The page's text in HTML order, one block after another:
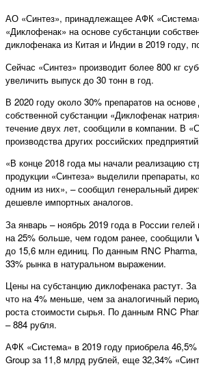
АО «Синтез», принадлежащее АФК
«Диклофенак» на основе субстанции
диклофенака из Китая и Индии в 2019
Сейчас «Синтез» производит более 800 кг
увеличить выпуск до 30 тонн в год.
В 2020 году около 30% препаратов на
собственной субстанции «Диклофенак
течение двух лет, сообщили в компании. В
производства других российских
«В конце 2018 года мы начали реализацию
продукции «Синтеза» выделили препараты,
одним из них», – сообщил генеральный
дешевле импортных аналогов.
За январь – ноябрь 2019 года в России
на 25% больше, чем годом ранее, сообщили
до 15,6 млн единиц. По данным RNC
33% рынка в натуральном выражении.
Цены на субстанцию диклофенака растут.
что на 4% меньше, чем за аналогичный
роста стоимости сырья. По данным RNC
– 884 рубля.
АФК «Система» в 2019 году приобрела
Group за 11,8 млрд рублей, еще 32,34%